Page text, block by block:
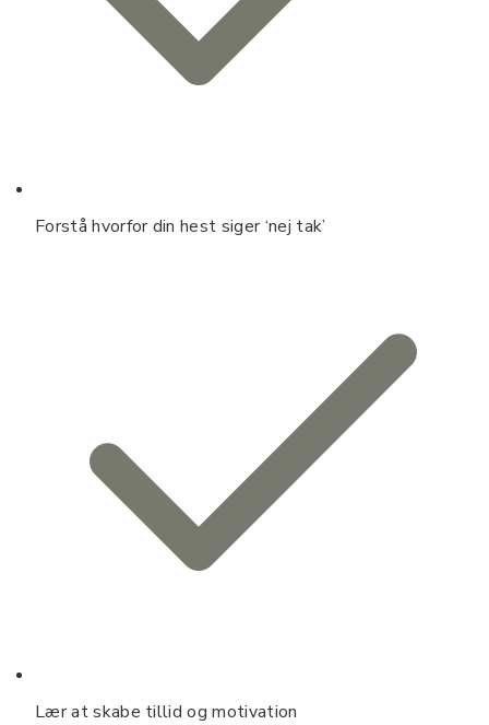
Forstå hvorfor din hest siger ‘nej tak’
Lær at skabe tillid og motivation